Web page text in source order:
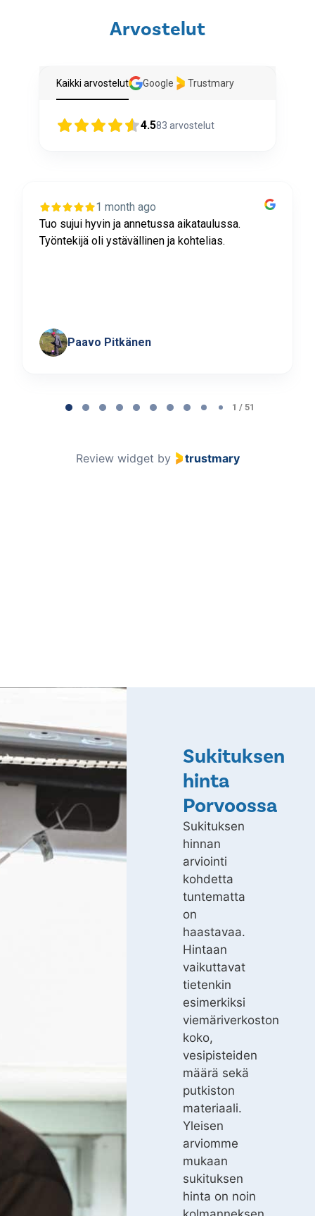
Arvostelut
Kaikki arvostelut Google Trustmary
4.583 arvostelut
1 month ago
Tuo sujui hyvin ja annetussa aikataulussa.
Työntekijä oli ystävällinen ja kohtelias.
Paavo Pitkänen
1 / 51
Review widget by trustmary
Sukituksen
hinta
Porvoossa
Sukituksen
hinnan
arviointi
kohdetta
tuntematta
on
haastavaa.
Hintaan
vaikuttavat
tietenkin
esimerkiksi
viemäriverkoston
koko,
vesipisteiden
määrä sekä
putkiston
materiaali.
Yleisen
arviomme
mukaan
sukituksen
hinta on noin